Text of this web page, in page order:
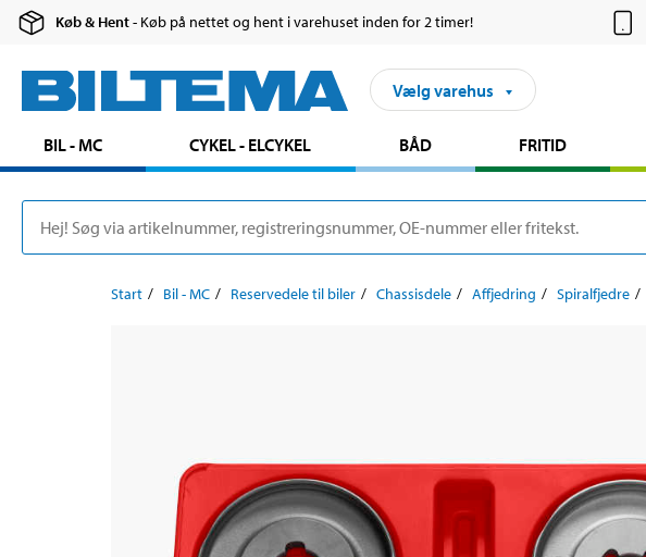
Køb & Hent- Køb på nettet og hent i varehuset inden for 2 timer!
Vælg varehus
BIL - MC CYKEL - ELCYKEL BÅD FRITID
Start Bil - MC Reservedele til biler Chassisdele Affjedring Spiralfjedre